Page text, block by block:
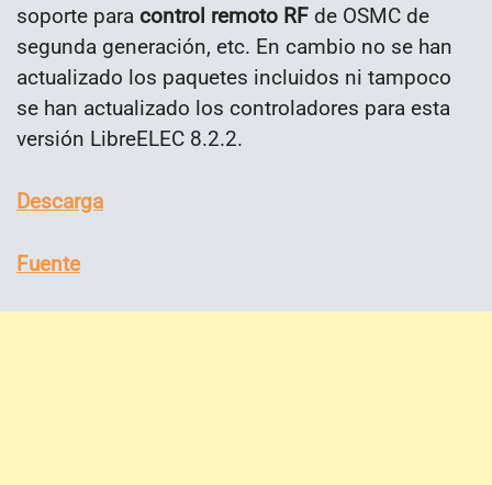
soporte para control remoto RF de OSMC de
segunda generación, etc. En cambio no se han
actualizado los paquetes incluidos ni tampoco
se han actualizado los controladores para esta
versión LibreELEC 8.2.2.
Descarga
Fuente